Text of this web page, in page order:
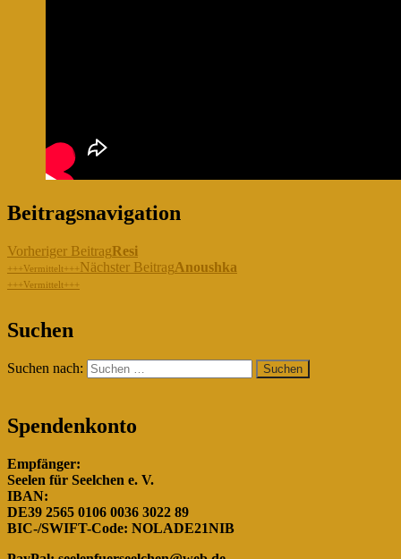
Beitragsnavigation
Vorheriger BeitragResi
+++Vermittelt+++Nächster BeitragAnoushka
+++Vermittelt+++
"Gemeinsam für die Hunde in
Rumänien!"
Suchen
Suchen nach:
Spendenkonto
Empfänger:
Seelen für Seelchen e. V.
IBAN:
DE39 2565 0106 0036 3022 89
BIC-/SWIFT-Code: NOLADE21NIB